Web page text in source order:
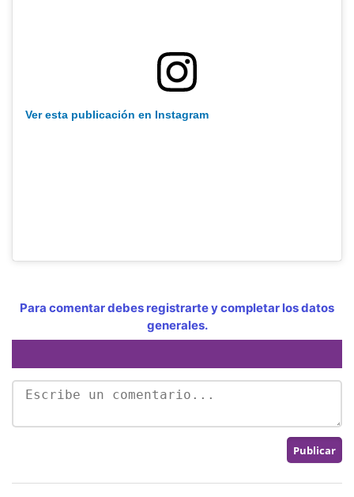
Ver esta publicación en Instagram
Para comentar debes registrarte y completar los datos
generales.